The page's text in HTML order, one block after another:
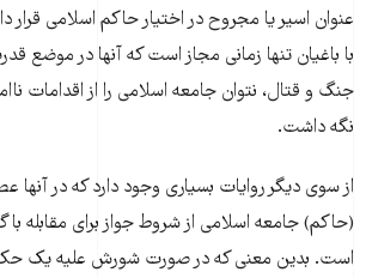
عنوان اسیر یا مجروح در اختیار حاکم اسلامی
با باغیان تنها زمانی مجاز است که آنها در موضع
جنگ و قتال، نتوان جامعه اسلامی را از اقدامات
نگه داشت.
از سوی دیگر روایات بسیاری وجود دارد که در
(حاکم) جامعه اسلامی از شروط جواز برای مقابله با
است. بدین معنی که در صورت شورش علیه یک